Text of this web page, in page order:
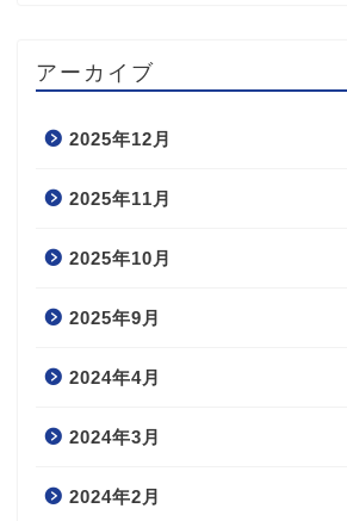
アーカイブ
2025年12月
2025年11月
2025年10月
2025年9月
2024年4月
2024年3月
2024年2月